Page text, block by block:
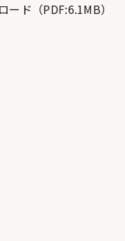
ード（PDF:6.1MB）